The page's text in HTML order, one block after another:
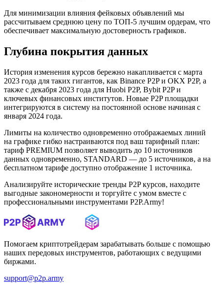
Для минимизации влияния фейковых объявлений мы
рассчитываем среднюю цену по ТОП-5 лучшим ордерам, что
обеспечивает максимальную достоверность графиков.
Глубина покрытия данных
История изменения курсов бережно накапливается с марта
2023 года для таких гигантов, как Binance P2P и OKX P2P, а
также с декабря 2023 года для Huobi P2P, Bybit P2P и
ключевых финансовых институтов. Новые P2P площадки
интегрируются в систему на постоянной основе начиная с
января 2024 года.
Лимиты на количество одновременно отображаемых линий
на графике гибко настраиваются под ваш тарифный план:
тариф PREMIUM позволяет выводить до 10 источников
данных одновременно, STANDARD — до 5 источников, а на
бесплатном тарифе доступно отображение 1 источника.
Анализируйте исторические тренды P2P курсов, находите
выгодные закономерности и торгуйте с умом вместе с
профессиональными инструментами P2P.Army!
Помогаем криптотрейдерам зарабатывать больше с помощью
наших передовых инструментов, работающих с ведущими
биржами.
support@p2p.army